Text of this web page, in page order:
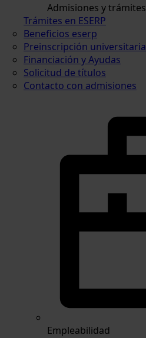
Admisiones y trámites
Trámites en ESERP
Beneficios eserp
Preinscripción universitaria
Financiación y Ayudas
Solicitud de títulos
Contacto con admisiones
Empleabilidad